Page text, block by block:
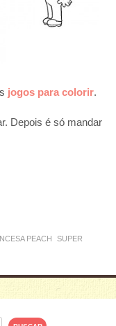
jogos para colorir.
Depois é só mandar
PEACH
SUPER